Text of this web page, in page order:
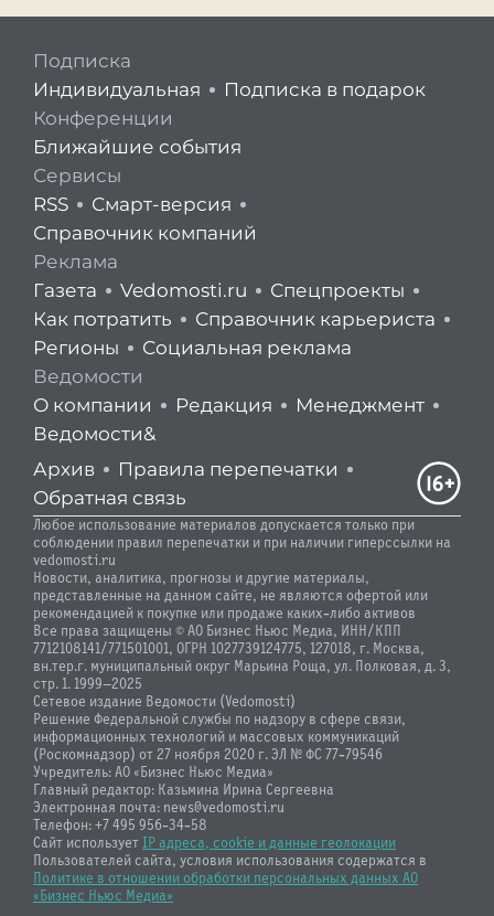
Подписка
Индивидуальная
Подписка в подарок
Конференции
Ближайшие события
Сервисы
RSS
Смарт-версия
Справочник компаний
Реклама
Газета
Vedomosti.ru
Спецпроекты
Как потратить
Справочник карьериста
Регионы
Социальная реклама
Ведомости
О компании
Редакция
Менеджмент
Ведомости&
Архив
Правила перепечатки
Обратная связь
Любое использование материалов допускается только при
соблюдении правил перепечатки и при наличии гиперссылки на
vedomosti.ru
Новости, аналитика, прогнозы и другие материалы,
представленные на данном сайте, не являются офертой или
рекомендацией к покупке или продаже каких-либо активов
Все права защищены © АО Бизнес Ньюс Медиа, ИНН/КПП
7712108141/771501001, ОГРН 1027739124775, 127018, г. Москва,
вн.тер.г. муниципальный округ Марьина Роща, ул. Полковая, д. 3,
стр. 1. 1999—2025
Сетевое издание Ведомости (Vedomosti)
Решение Федеральной службы по надзору в сфере связи,
информационных технологий и массовых коммуникаций
(Роскомнадзор) от 27 ноября 2020 г. ЭЛ № ФС 77-79546
Учредитель: АО «Бизнес Ньюс Медиа»
Главный редактор: Казьмина Ирина Сергеевна
Электронная почта: news@vedomosti.ru
Телефон: +7 495 956-34-58
Сайт используетIP адреса, cookie и данные геолокации
Пользователей сайта, условия использования содержатся в
Политике в отношении обработки персональных данных АО
«Бизнес Ньюс Медиа»